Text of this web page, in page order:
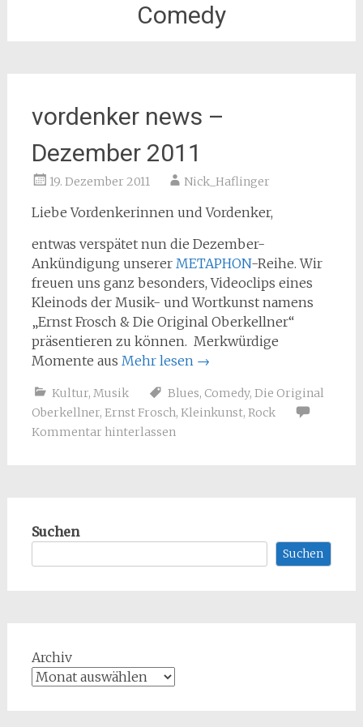
Comedy
vordenker news –
Dezember 2011
19. Dezember 2011 Nick_Haflinger
Liebe Vordenkerinnen und Vordenker,
entwas verspätet nun die Dezember-
Ankündigung unserer METAPHON-Reihe. Wir
freuen uns ganz besonders, Videoclips eines
Kleinods der Musik- und Wortkunst namens
„Ernst Frosch & Die Original Oberkellner“
präsentieren zu können. Merkwürdige
Momente aus Mehr lesen →
Kultur, Musik Blues, Comedy, Die Original
Oberkellner, Ernst Frosch, Kleinkunst, Rock
Kommentar hinterlassen
Suchen
Suchen
Archiv